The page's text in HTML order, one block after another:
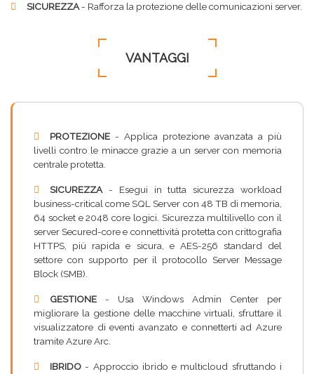
SICUREZZA- Rafforza la protezione delle comunicazioni server.
VANTAGGI
PROTEZIONE - Applica protezione avanzata a più
livelli contro le minacce grazie a un server con memoria
centrale protetta.
SICUREZZA- Esegui in tutta sicurezza workload
business-critical come SQL Server con 48 TB di memoria,
64 socket e 2048 core logici. Sicurezza multilivello con il
server Secured-core e connettività protetta con crittografia
HTTPS, più rapida e sicura, e AES-256 standard del
settore con supporto per il protocollo Server Message
Block (SMB).
GESTIONE - Usa Windows Admin Center per
migliorare la gestione delle macchine virtuali, sfruttare il
visualizzatore di eventi avanzato e connetterti ad Azure
tramite Azure Arc.
IBRIDO - Approccio ibrido e multicloud sfruttando i